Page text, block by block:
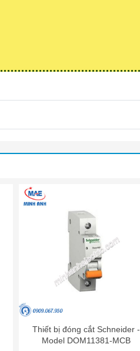
Thiết bị đóng cắt Schneider -
Model DOM11381-MCB